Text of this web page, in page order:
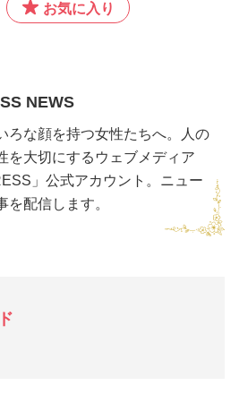
お気に入り
NEWS
ろな顔を持つ女性たちへ。人の
を大切にするウェブメディア
」公式アカウント。ニュー
を配信します。